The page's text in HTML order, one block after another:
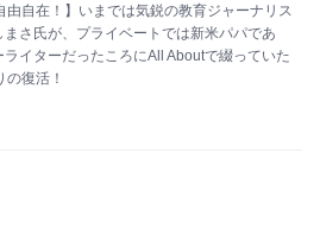
由自在！】いまでは気鋭の教育ジャーナリス
さ氏が、プライベートでは新米パパであ
イターだったころにAll Aboutで綴っていた
復活！